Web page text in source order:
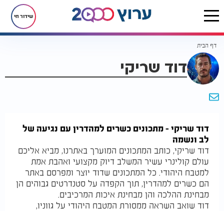
שידור חי
דף הבית
דוד שריקי
דוד שריקי – מתכונים כשרים למהדרין עם נגיעה של
לב ונשמה
דוד שריקי, כותב המתכונים המוערך באתרנו, מביא אליכם
עולם קולינרי עשיר המשלב דיוק מקצועי ואהבת אמת
למטבח היהודי. כל המתכונים שדוד יוצר ומפרסם באתר
הם כשרים למהדרין, תוך הקפדה על סטנדרטים גבוהים הן
מבחינת ההלכה והן מבחינת איכות המרכיבים.
דוד שואב השראה ממסורת המטבח היהודי על גווניו,